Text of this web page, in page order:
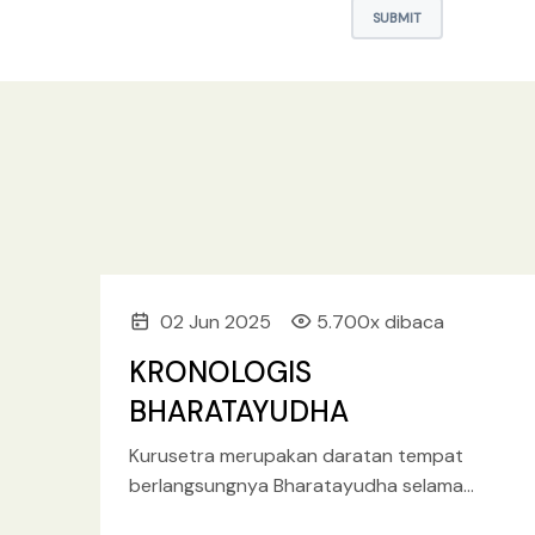
SUBMIT
02 Jun 2025 5.700x dibaca
KRONOLOGIS
BHARATAYUDHA
Kurusetra merupakan daratan tempat
berlangsungnya Bharatayudha selama